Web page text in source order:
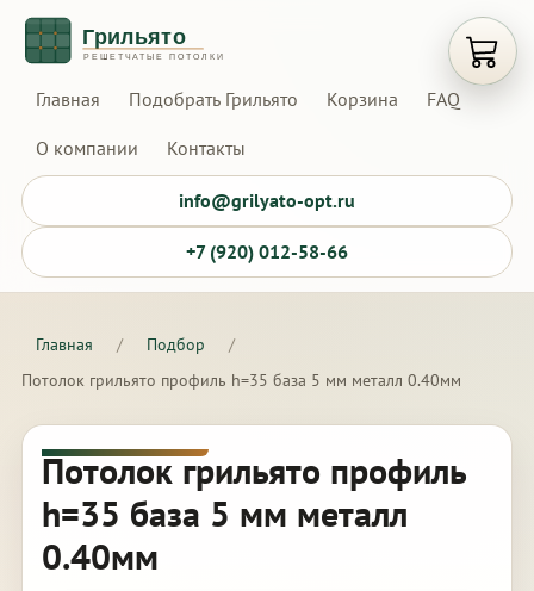
Главная Подобрать Грильято Корзина FAQ
О компании Контакты
info@grilyato-opt.ru
+7 (920) 012-58-66
Главная / Подбор
/
Потолок грильято профиль h=35 база 5 мм металл 0.40мм
Потолок грильято профиль
h=35 база 5 мм металл
0.40мм